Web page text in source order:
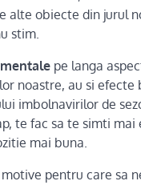
alte obiecte din jurul
stim.
pe langa
noastre, au si efecte
imbolnavirilor de
te fac sa te simti
mai buna.
pentru care sa